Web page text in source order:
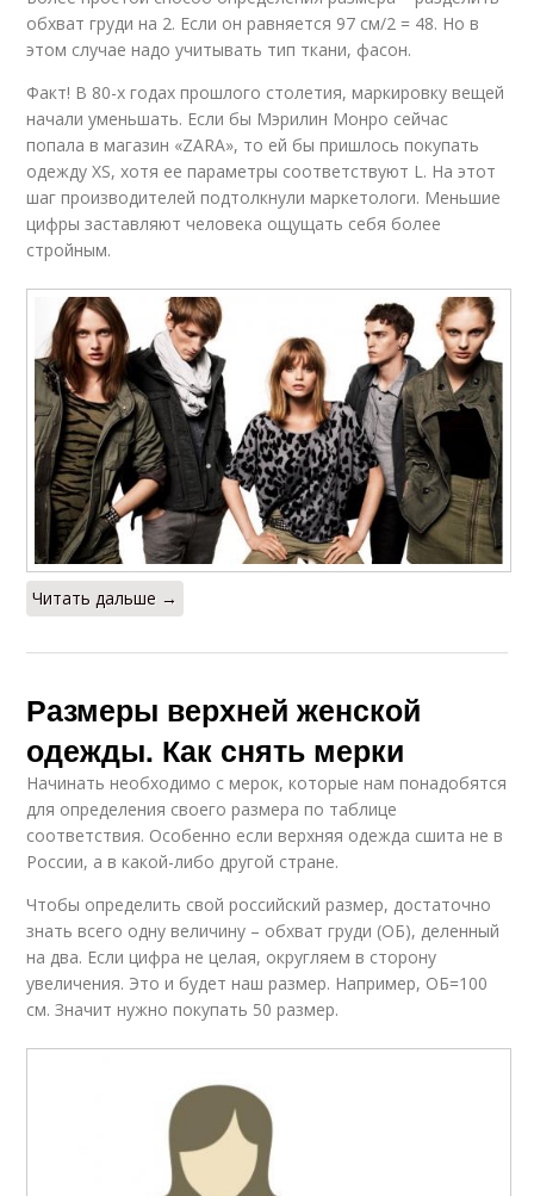
обхват груди на 2. Если он равняется 97 см/2 = 48. Но в
этом случае надо учитывать тип ткани, фасон.
Факт! В 80-х годах прошлого столетия, маркировку вещей
начали уменьшать. Если бы Мэрилин Монро сейчас
попала в магазин «ZARA», то ей бы пришлось покупать
одежду XS, хотя ее параметры соответствуют L. На этот
шаг производителей подтолкнули маркетологи. Меньшие
цифры заставляют человека ощущать себя более
стройным.
Читать дальше →
Размеры верхней женской
одежды. Как снять мерки
Начинать необходимо с мерок, которые нам понадобятся
для определения своего размера по таблице
соответствия. Особенно если верхняя одежда сшита не в
России, а в какой-либо другой стране.
Чтобы определить свой российский размер, достаточно
знать всего одну величину – обхват груди (ОБ), деленный
на два. Если цифра не целая, округляем в сторону
увеличения. Это и будет наш размер. Например, ОБ=100
см. Значит нужно покупать 50 размер.